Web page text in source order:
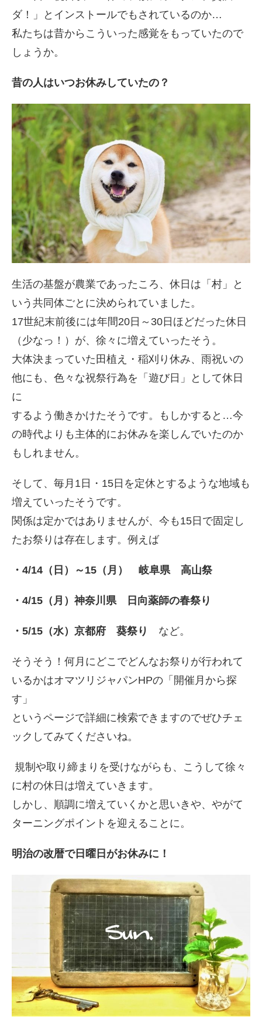
ダ！」とインストールでもされているのか…
私たちは昔からこういった感覚をもっていたので
しょうか。
昔の人はいつお休みしていたの？
生活の基盤が農業であったころ、休日は「村」と
いう共同体ごとに決められていました。
17世紀末前後には年間20日～30日ほどだった休日
（少なっ！）が、徐々に増えていったそう。
大体決まっていた田植え・稲刈り休み、雨祝いの
他にも、色々な祝祭行為を「遊び日」として休日
に
するよう働きかけたそうです。もしかすると…今
の時代よりも主体的にお休みを楽しんでいたのか
もしれません。
そして、毎月1日・15日を定休とするような地域も
増えていったそうです。
関係は定かではありませんが、今も15日で固定し
たお祭りは存在します。例えば
・4/14（日）～15（月） 岐阜県 高山祭
・4/15（月）神奈川県 日向薬師の春祭り
・5/15（水）京都府 葵祭り など。
そうそう！何月にどこでどんなお祭りが行われて
いるかはオマツリジャパンHPの「開催月から探
す」
というページで詳細に検索できますのでぜひチェ
ックしてみてくださいね。
規制や取り締まりを受けながらも、こうして徐々
に村の休日は増えていきます。
しかし、順調に増えていくかと思いきや、やがて
ターニングポイントを迎えることに。
明治の改暦で日曜日がお休みに！